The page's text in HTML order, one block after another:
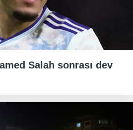
Salah sonrası dev